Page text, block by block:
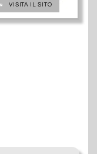
VISITA IL SITO